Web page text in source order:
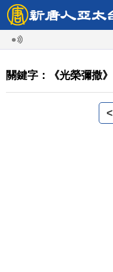
關鍵字：《光榮彌撒》
<